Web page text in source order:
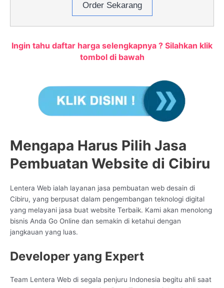
Order Sekarang
Ingin tahu daftar harga selengkapnya ? Silahkan klik
tombol di bawah
Mengapa Harus Pilih Jasa
Pembuatan Website di Cibiru
Lentera Web ialah layanan jasa pembuatan web desain di
Cibiru, yang berpusat dalam pengembangan teknologi digital
yang melayani jasa buat website Terbaik. Kami akan menolong
bisnis Anda Go Online dan semakin di ketahui dengan
jangkauan yang luas.
Developer yang Expert
Team Lentera Web di segala penjuru Indonesia begitu ahli saat